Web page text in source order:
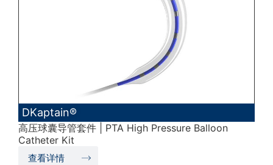
DKaptain®
高压球囊导管套件 | PTA High Pressure Balloon
Catheter Kit
查看详情